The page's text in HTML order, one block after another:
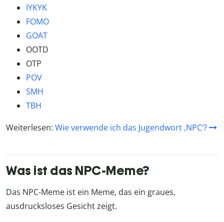
IYKYK
FOMO
GOAT
OOTD
OTP
POV
SMH
TBH
Weiterlesen: Wie verwende ich das Jugendwort ‚NPC‘?
Was ist das NPC-Meme?
Das NPC-Meme ist ein Meme, das ein graues,
ausdrucksloses Gesicht zeigt.